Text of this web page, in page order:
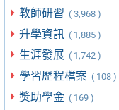
教師研習 ( 3,968 )
升學資訊 ( 1,885 )
生涯發展 ( 1,742 )
學習歷程檔案 ( 108 )
獎助學金 ( 169 )